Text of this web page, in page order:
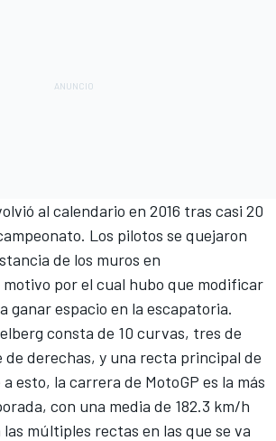
al calendario en 2016 tras casi 20
Los pilotos se quejaron
de los muros en
por el cual hubo que modificar
ganar espacio en la escapatoria.
consta de 10 curvas, tres de
de derechas, y una recta principal de
esto, la carrera de MotoGP es la más
con una media de 182.3 km/h
las múltiples rectas en las que se va